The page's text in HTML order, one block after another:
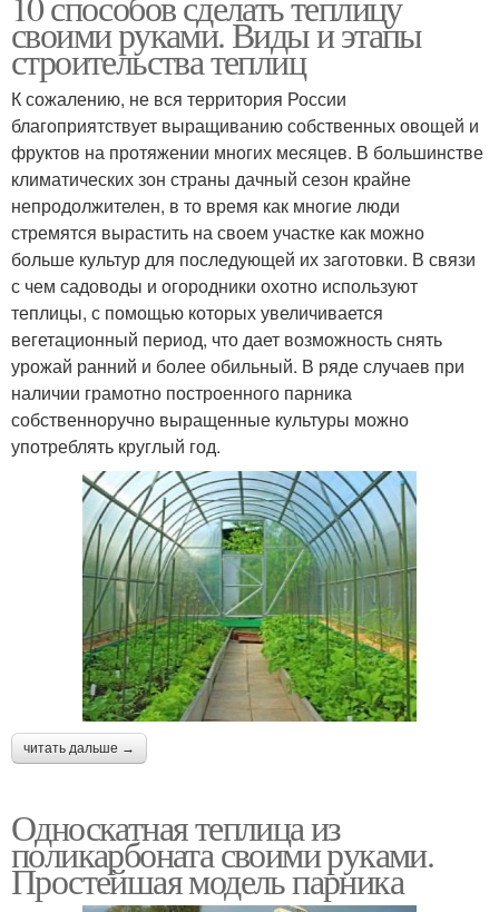
своими руками. Виды и этапы
строительства теплиц
К сожалению, не вся территория России
благоприятствует выращиванию собственных овощей и
фруктов на протяжении многих месяцев. В большинстве
климатических зон страны дачный сезон крайне
непродолжителен, в то время как многие люди
стремятся вырастить на своем участке как можно
больше культур для последующей их заготовки. В связи
с чем садоводы и огородники охотно используют
теплицы, с помощью которых увеличивается
вегетационный период, что дает возможность снять
урожай ранний и более обильный. В ряде случаев при
наличии грамотно построенного парника
собственноручно выращенные культуры можно
употреблять круглый год.
читать дальше →
Односкатная теплица из
поликарбоната своими руками.
Простейшая модель парника